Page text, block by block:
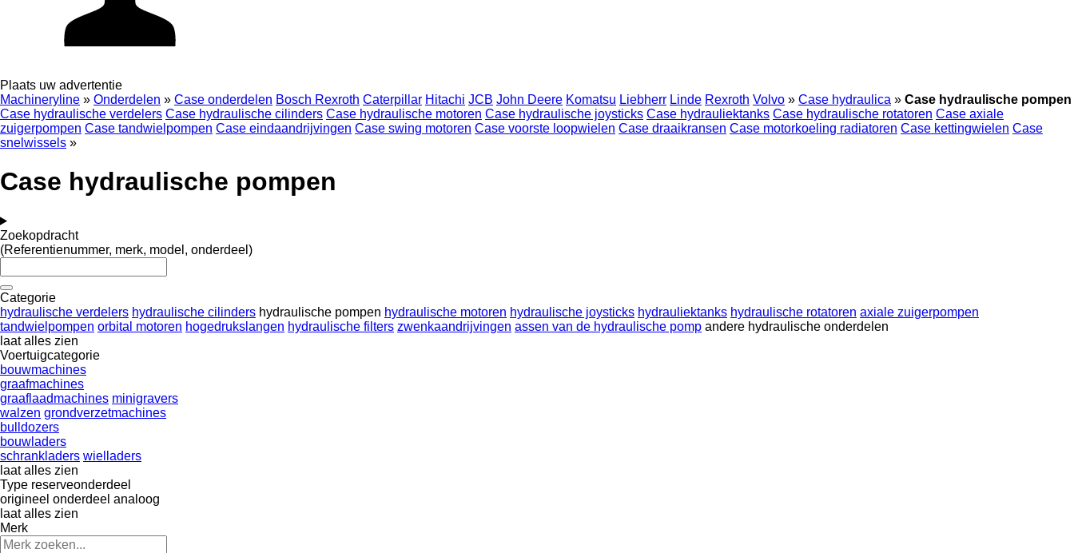
Plaats uw advertentie
Machineryline » Onderdelen » Case onderdelen Bosch Rexroth Caterpillar Hitachi JCB John Deere Komatsu Liebherr Linde Rexroth Volvo » Case hydraulica » Case hydraulische pompen
Case hydraulische verdelers Case hydraulische cilinders Case hydraulische motoren Case hydraulische joysticks Case hydrauliektanks Case hydraulische rotatoren Case axiale
zuigerpompen Case tandwielpompen Case eindaandrijvingen Case swing motoren Case voorste loopwielen Case draaikransen Case motorkoeling radiatoren Case kettingwielen Case
snelwissels »
Case hydraulische pompen
Zoekopdracht
(Referentienummer, merk, model, onderdeel)
Categorie
hydraulische verdelers hydraulische cilinders hydraulische pompen hydraulische motoren hydraulische joysticks hydrauliektanks hydraulische rotatoren axiale zuigerpompen
tandwielpompen orbital motoren hogedrukslangen hydraulische filters zwenkaandrijvingen assen van de hydraulische pomp andere hydraulische onderdelen
laat alles zien
Voertuigcategorie
bouwmachines
graafmachines
graaflaadmachines minigravers
walzen grondverzetmachines
bulldozers
bouwladers
schrankladers wielladers
laat alles zien
Type reserveonderdeel
origineel onderdeel analoog
laat alles zien
Merk